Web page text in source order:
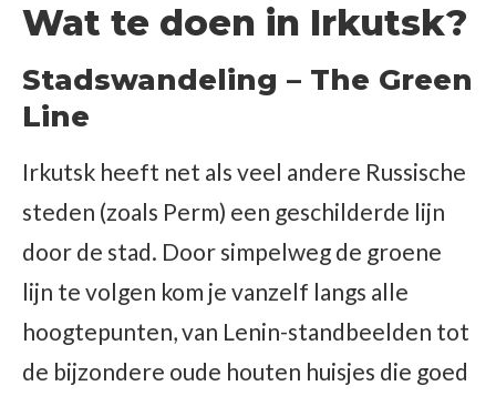
Wat te doen in Irkutsk?
Stadswandeling – The Green
Line
Irkutsk heeft net als veel andere Russische
steden (zoals Perm) een geschilderde lijn
door de stad. Door simpelweg de groene
lijn te volgen kom je vanzelf langs alle
hoogtepunten, van Lenin-standbeelden tot
de bijzondere oude houten huisjes die goed